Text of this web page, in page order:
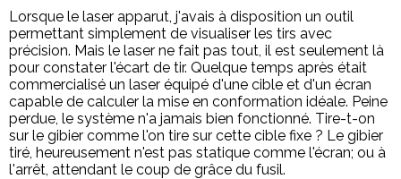
Lorsque le laser apparut, j'avais à disposition un outil
permettant simplement de visualiser les tirs avec
précision. Mais le laser ne fait pas tout, il est seulement là
pour constater l'écart de tir. Quelque temps après était
commercialisé un laser équipé d'une cible et d'un écran
capable de calculer la mise en conformation idéale. Peine
perdue, le système n'a jamais bien fonctionné. Tire-t-on
sur le gibier comme l'on tire sur cette cible fixe ? Le gibier
tiré, heureusement n'est pas statique comme l'écran; ou à
l'arrêt, attendant le coup de grâce du fusil.